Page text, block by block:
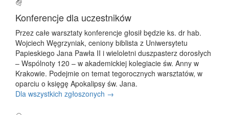
Konferencje dla uczestników
Przez całe warsztaty konferencje głosił będzie ks. dr hab.
Wojciech Węgrzyniak, ceniony biblista z Uniwersytetu
Papieskiego Jana Pawła II i wieloletni duszpasterz dorosłych
– Wspólnoty 120 – w akademickiej kolegiacie św. Anny w
Krakowie. Podejmie on temat tegorocznych warsztatów, w
oparciu o księgę Apokalipsy św. Jana.
Dla wszystkich zgłoszonych →